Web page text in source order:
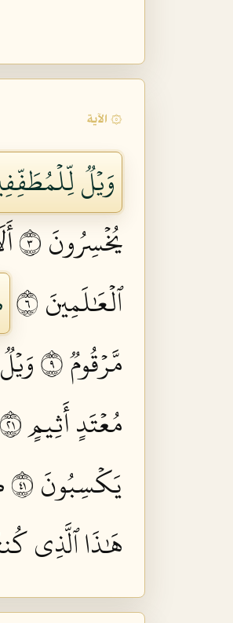
۞ الآية
وَيۡلٞ
يُخۡسِرُونَ ٣
ٱلۡعَٰلَمِينَ ٦
مَّرۡقُومٞ ٩
مُعۡتَدٍ أَثِيمٍ ١٢
يَكۡسِبُونَ ١٤
هَٰذَا ٱلَّذِي